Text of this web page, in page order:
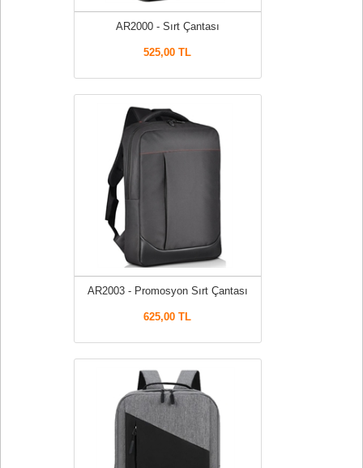
AR2000 - Sırt Çantası
525,00 TL
AR2003 - Promosyon Sırt Çantası
625,00 TL